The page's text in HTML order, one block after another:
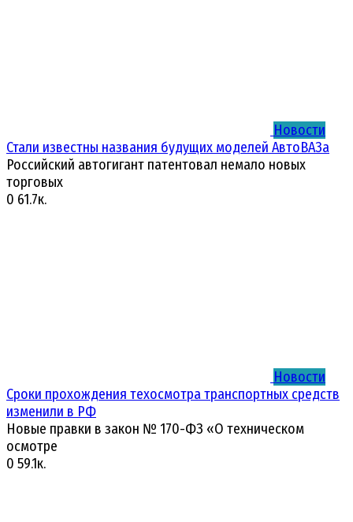
Новости
Стали известны названия будущих моделей АвтоВАЗа
Российский автогигант патентовал немало новых
торговых
0 61.7к.
Новости
Сроки прохождения техосмотра транспортных средств
изменили в РФ
Новые правки в закон № 170-ФЗ «О техническом
осмотре
0 59.1к.